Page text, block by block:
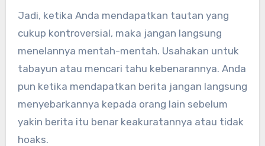
Jadi, ketika Anda mendapatkan tautan yang
cukup kontroversial, maka jangan langsung
menelannya mentah-mentah. Usahakan untuk
tabayun atau mencari tahu kebenarannya. Anda
pun ketika mendapatkan berita jangan langsung
menyebarkannya kepada orang lain sebelum
yakin berita itu benar keakuratannya atau tidak
hoaks.